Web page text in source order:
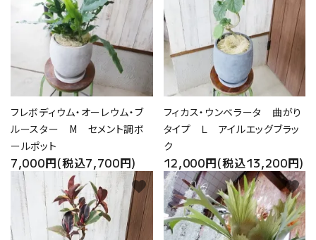
フレボディウム・オーレウム・ブ
ルースター M セメント調ボ
ールポット
7,000円(税込7,700円)
フィカス・ウンベラータ 曲がり
タイプ Ｌ アイルエッグブラッ
ク
12,000円(税込13,200円)
favorite favorite